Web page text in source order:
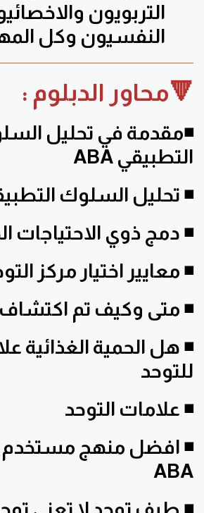
التربويون
النفسيون وكل
🔻محاور الدبلوم :
◾مقدمة في تحليل
التطبيقي ABA
◾ تحليل السلوك
◾ دمج ذوي الاحتياجات
◾ معايير اختيار مركز
◾ متى وكيف تم اكتشاف
◾ هل الحمية الغذائية
للتوحد
◾ علامات التوحد
◾ افضل منهج مستخدم
ABA